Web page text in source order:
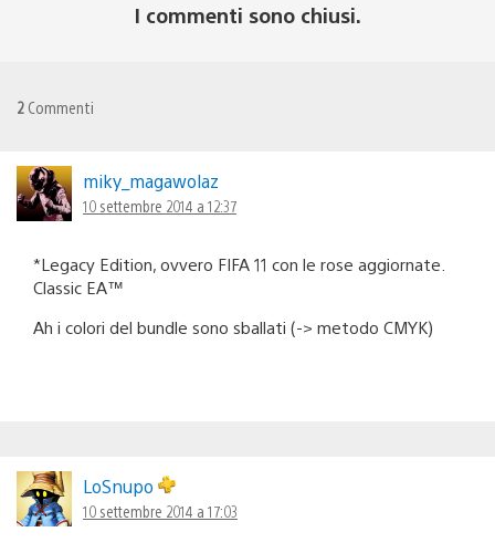
I commenti sono chiusi.
2 Commenti
miky_magawolaz
10 settembre 2014 a 12:37
*Legacy Edition, ovvero FIFA 11 con le rose aggiornate.
Classic EA™
Ah i colori del bundle sono sballati (-> metodo CMYK)
LoSnupo
10 settembre 2014 a 17:03